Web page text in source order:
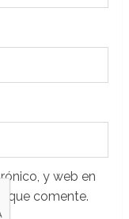
y web en
que comente.